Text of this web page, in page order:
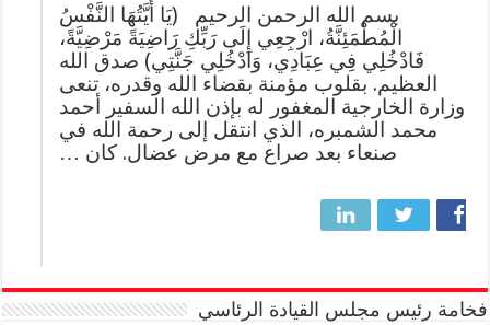
بسم الله الرحمن الرحيم (يَا أَيَّتُهَا النَّفْسُ
الْمُطْمَئِنَّةُ، ارْجِعِي إِلَى رَبِّكِ رَاضِيَةً مَرْضِيَّةً،
فَادْخُلِي فِي عِبَادِي، وَادْخُلِي جَنَّتِي) صدق الله
العظيم. بقلوب مؤمنة بقضاء الله وقدره، تنعى
وزارة الخارجية المغفور له بإذن الله السفير أحمد
محمد الشمبره، الذي انتقل إلى رحمة الله في
صنعاء بعد صراع مع مرض عضال. كان …
فخامة رئيس مجلس القيادة الرئاسي